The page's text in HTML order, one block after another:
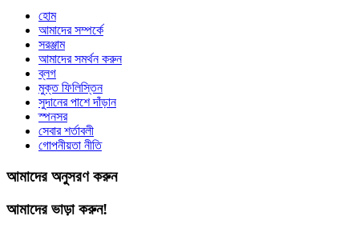
হোম
আমাদের সম্পর্কে
সরঞ্জাম
আমাদের সমর্থন করুন
ব্লগ
মুক্ত ফিলিস্তিন
সুদানের পাশে দাঁড়ান
স্পনসর
সেবার শর্তাবলী
গোপনীয়তা নীতি
আমাদের অনুসরণ করুন
আমাদের ভাড়া করুন!